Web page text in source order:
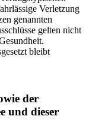
Verletzung
genannten
gelten nicht
bleibt
der
und dieser